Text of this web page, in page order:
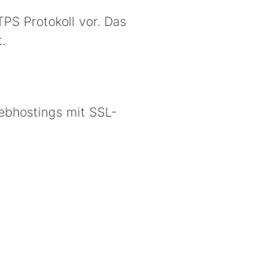
Protokoll vor. Das
mit SSL-